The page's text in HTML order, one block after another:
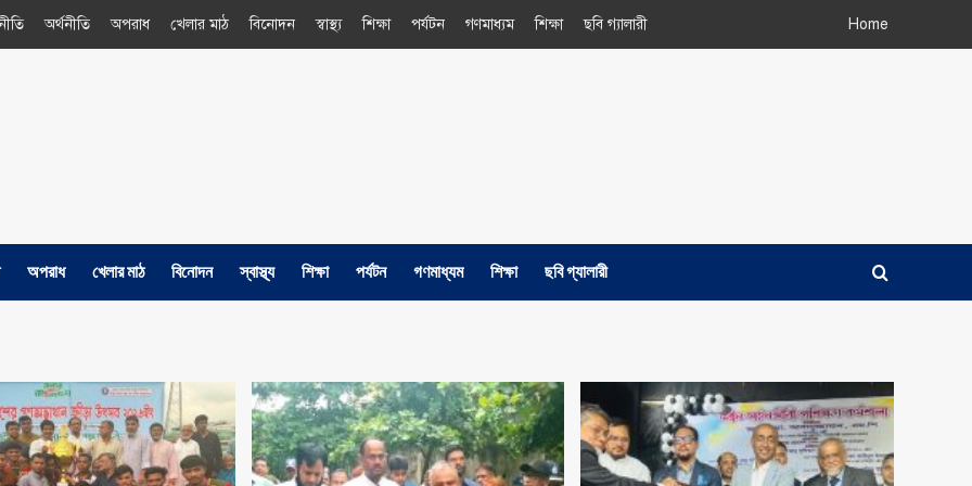
অর্থনীতি অপরাধ খেলার মাঠ বিনোদন স্বাস্থ্য শিক্ষা পর্যটন গণমাধ্যম শিক্ষা ছবি গ্যালারী Home
অপরাধ খেলার মাঠ বিনোদন স্বাস্থ্য শিক্ষা পর্যটন গণমাধ্যম শিক্ষা ছবি গ্যালারী